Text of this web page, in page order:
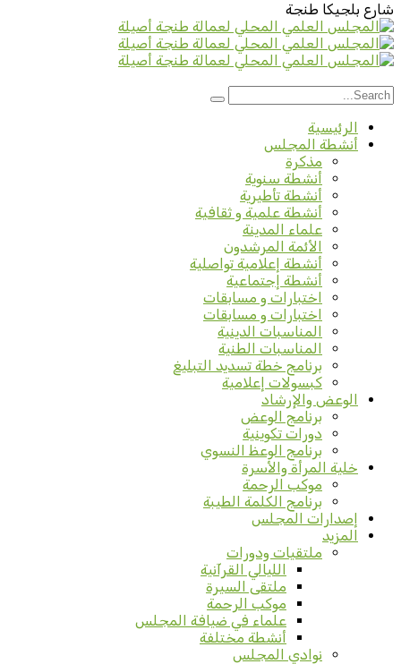
شارع بلجيكا طنجة
الرئيسية
أنشطة المجلس
مذكرة
أنشطة سنوية
أنشطة تأطيرية
أنشطة علمية و ثقافية
علماء المدينة
الأئمة المرشدون
أنشطة إعلامية تواصلية
أنشطة إجتماعية
اختبارات و مسابقات
اختبارات و مسابقات
المناسبات الدينية
المناسبات الطنية
برنامج خطة تسديد التبليغ
كبسولات إعلامية
الوعض والإرشاد
برنامج الوعض
دورات تكوينية
برنامج الوعظ النسوي
خلية المرأة والأسرة
موكب الرحمة
برنامج الكلمة الطيبة
إصدارات المجلس
المزيد
ملتقيات ودورات
الليالي القرآنية
ملتقى السيرة
موكب الرحمة
علماء في ضيافة المجلس
أنشطة مختلفة
نوادي المجلس